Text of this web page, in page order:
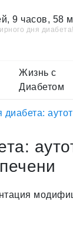
9 часов, 58
дня диабета!
Жизнь с
Диабетом